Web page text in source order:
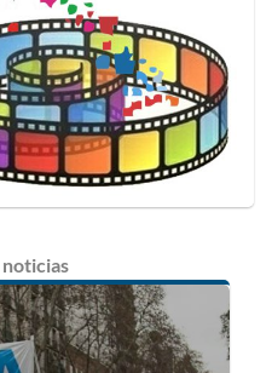
noticias